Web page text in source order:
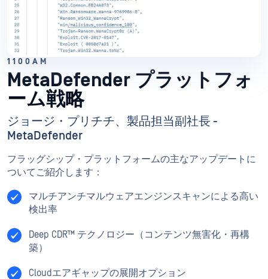
1100AM
MetaDefender プラットフォ
ーム戦略
ジョージ・プリチチ、製品担当副社長 -
MetaDefender
フラッグシップ・プラットフォームの主なアップデートに
ついてご紹介します：
マルチアンチマルウェアエンジンスキャンによる高い
検出率
Deep CDR™ テクノロジー（コンテンツ無害化・再構
築）
Cloudエアギャップの展開オプション